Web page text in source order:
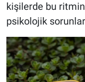
kişilerde bu
psikolojik